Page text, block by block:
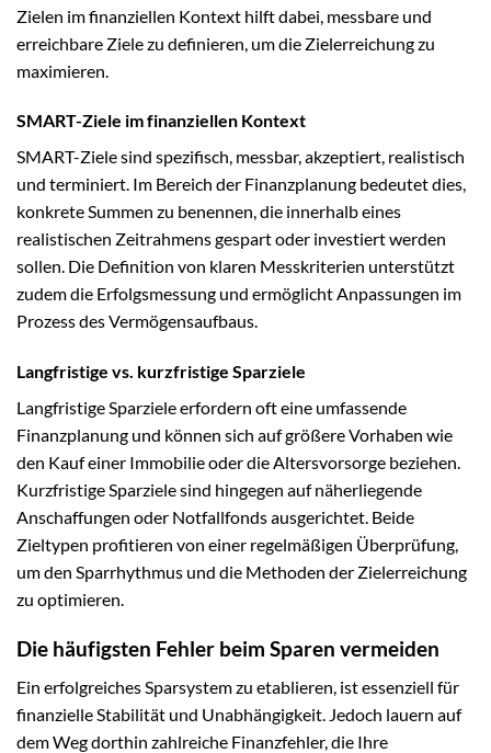
Zielen im finanziellen Kontext hilft dabei, messbare und
erreichbare Ziele zu definieren, um die Zielerreichung zu
maximieren.
SMART-Ziele im finanziellen Kontext
SMART-Ziele sind spezifisch, messbar, akzeptiert, realistisch
und terminiert. Im Bereich der Finanzplanung bedeutet dies,
konkrete Summen zu benennen, die innerhalb eines
realistischen Zeitrahmens gespart oder investiert werden
sollen. Die Definition von klaren Messkriterien unterstützt
zudem die Erfolgsmessung und ermöglicht Anpassungen im
Prozess des Vermögensaufbaus.
Langfristige vs. kurzfristige Sparziele
Langfristige Sparziele erfordern oft eine umfassende
Finanzplanung und können sich auf größere Vorhaben wie
den Kauf einer Immobilie oder die Altersvorsorge beziehen.
Kurzfristige Sparziele sind hingegen auf näherliegende
Anschaffungen oder Notfallfonds ausgerichtet. Beide
Zieltypen profitieren von einer regelmäßigen Überprüfung,
um den Sparrhythmus und die Methoden der Zielerreichung
zu optimieren.
Die häufigsten Fehler beim Sparen vermeiden
Ein erfolgreiches Sparsystem zu etablieren, ist essenziell für
finanzielle Stabilität und Unabhängigkeit. Jedoch lauern auf
dem Weg dorthin zahlreiche Finanzfehler, die Ihre